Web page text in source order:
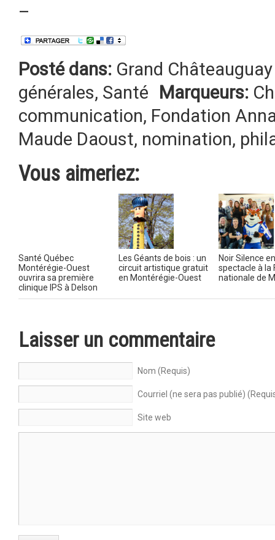
–
Posté dans: Grand
générales, Santé Marqueurs:
communication, Fondation
Maude Daoust, nomination,
Vous aimeriez:
Santé Québec
Montérégie-Ouest
ouvrira sa première
clinique IPS à Delson
Les Géants de bois : un
circuit artistique gratuit
en Montérégie-Ouest
Noir Silence en
spectacle à la
nationale de
Laisser un commentaire
Nom (Requis)
Courriel (ne sera pas publié)
Site web